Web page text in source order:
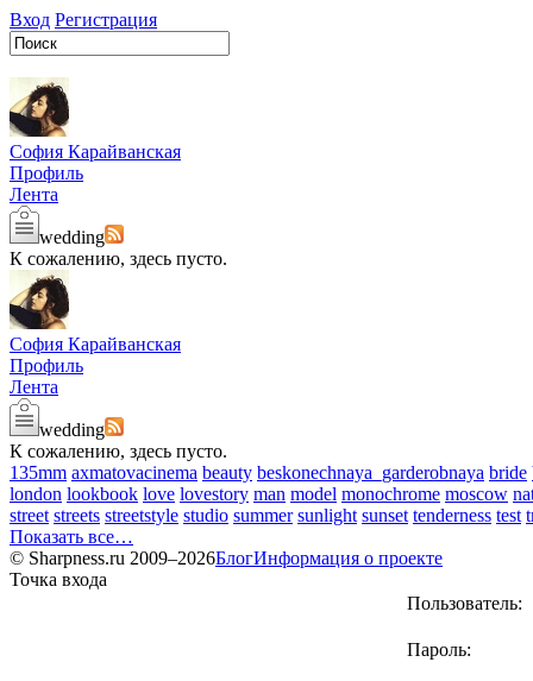
Вход Регистрация
София Карайванская
Профиль
Лента
wedding
К сожалению, здесь пусто.
София Карайванская
Профиль
Лента
wedding
К сожалению, здесь пусто.
135mm axmatovacinema beauty beskonechnaya_garderobnaya bride
london lookbook love lovestory man model monochrome moscow
street streets streetstyle studio summer sunlight sunset tenderness test
Показать все…
© Sharpness.ru 2009–2026БлогИнформация о проекте
Точка входа
Пользователь:
Пароль: